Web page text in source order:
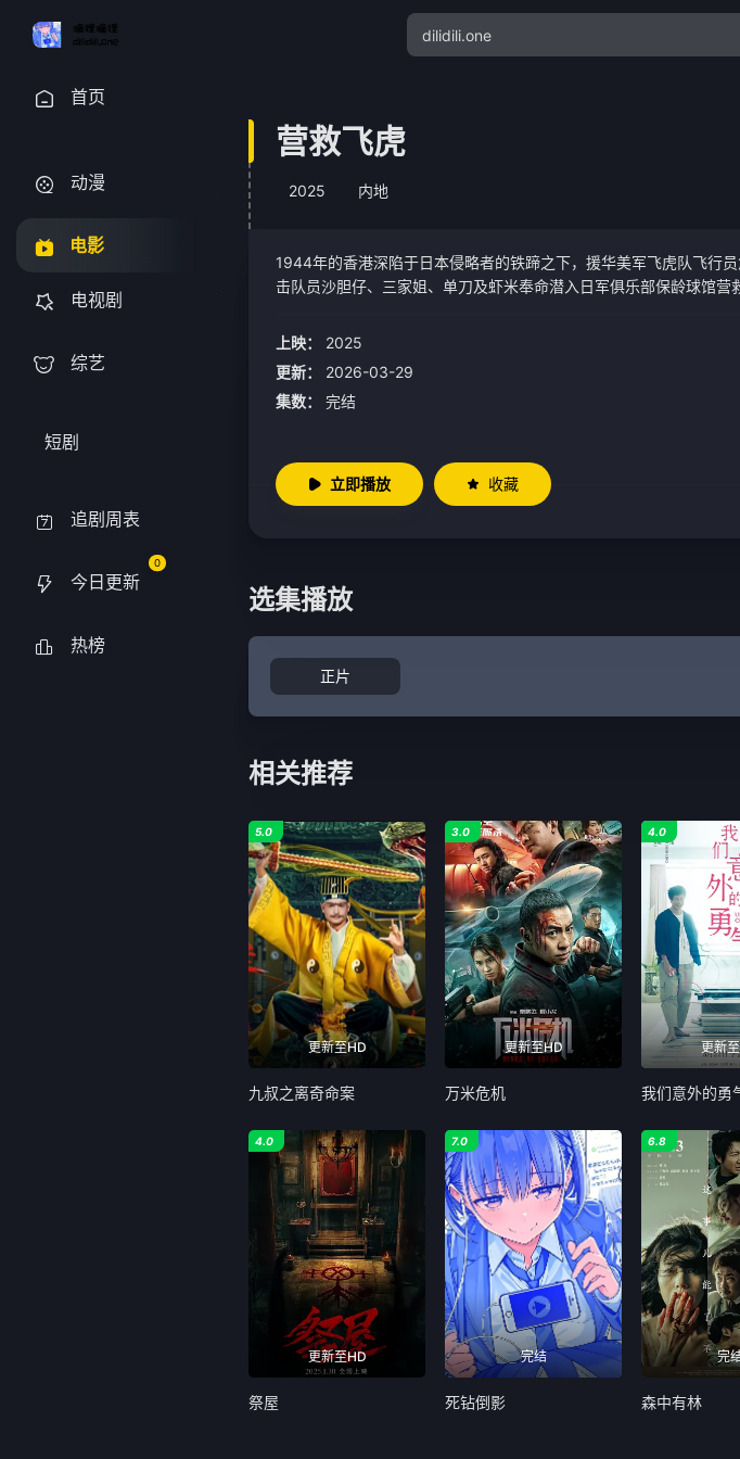
首页
动漫
电影
电视剧
综艺
短剧
追剧周表
今日更新
0
热榜
营救飞虎
2025 内地
1944年的香港深陷于日本侵略者的铁蹄之下，援华美军飞虎队飞行
击队员沙胆仔、三家姐、单刀及虾米奉命潜入日军俱乐部保龄球馆
果后毅然与小队一起带着詹姆斯冲破日军海陆空立体封锁，与追击
上映：
2025
更新：
2026-03-29
集数：
完结
立即播放 收藏
选集播放
正片
相关推荐
更新至HD
5.0
九叔之离奇命案
更新至HD
3.0
万米危机
更新
4.0
我们意外的勇
更新至HD
4.0
祭屋
完结
7.0
死钻倒影
完
6.8
森中有林